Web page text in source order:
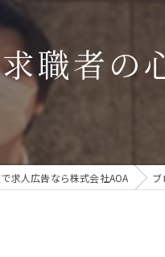
制作
バイトル
会社
職者の
求人広告なら株式会社AOA ブ